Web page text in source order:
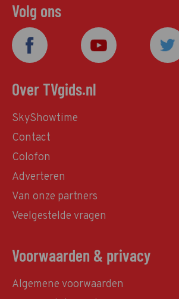
Volg ons
Over TVgids.nl
SkyShowtime
Contact
Colofon
Adverteren
Van onze partners
Veelgestelde vragen
Voorwaarden & privacy
Algemene voorwaarden